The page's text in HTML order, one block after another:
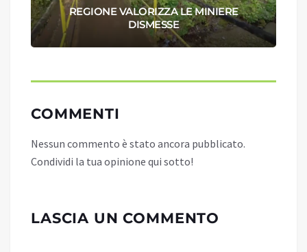
REGIONE VALORIZZA LE MINIERE
DISMESSE
COMMENTI
Nessun commento è stato ancora pubblicato.
Condividi la tua opinione qui sotto!
LASCIA UN COMMENTO